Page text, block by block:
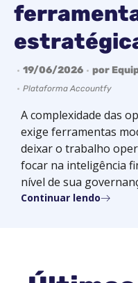
19/06/2026 por
Plataforma Accountfy
A complexidade das
exige ferramentas
deixar o trabalho
focar na inteligência
nível de sua
Continuar lendo